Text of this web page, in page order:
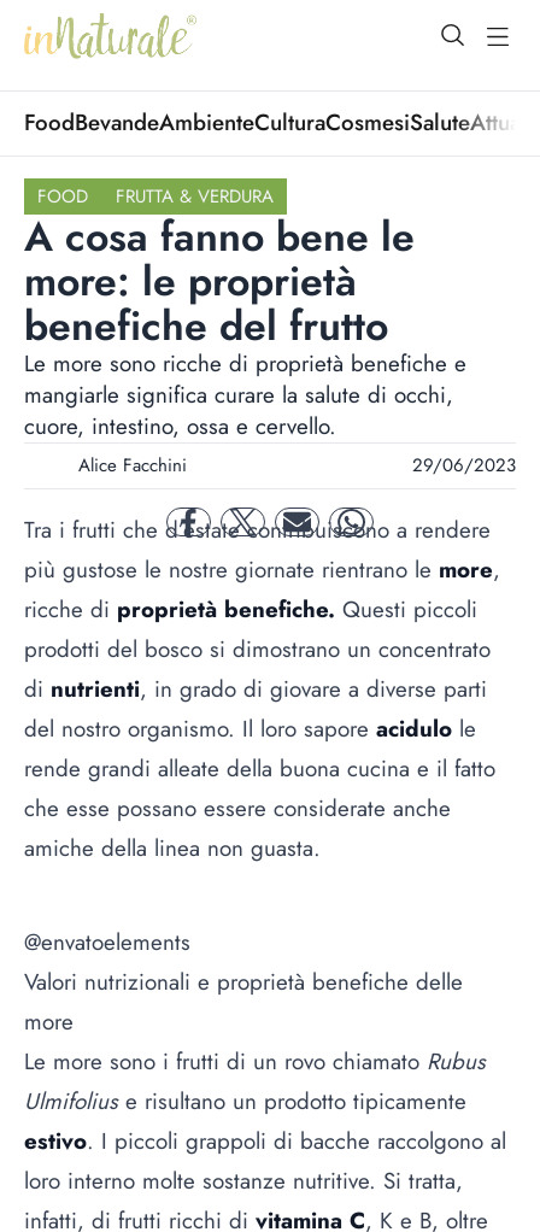
open
FoodBevandeAmbienteCulturaCosmesiSalute
FOOD FRUTTA & VERDURA
A cosa fanno bene le
more: le proprietà
benefiche del frutto
Le more sono ricche di proprietà benefiche e
mangiarle significa curare la salute di occhi,
cuore, intestino, ossa e cervello.
Alice Facchini 29/06/2023
facebooktwitter mail whatsapp
Tra i frutti che d’estate contribuiscono a rendere
più gustose le nostre giornate rientrano le more,
ricche di proprietà benefiche. Questi piccoli
prodotti del bosco si dimostrano un concentrato
di nutrienti, in grado di giovare a diverse parti
del nostro organismo. Il loro sapore acidulo le
rende grandi alleate della buona cucina e il fatto
che esse possano essere considerate anche
amiche della linea non guasta.
@envatoelements
Valori nutrizionali e proprietà benefiche delle
more
Le more sono i frutti di un rovo chiamato Rubus
Ulmifoliuse risultano un prodotto tipicamente
estivo. I piccoli grappoli di bacche raccolgono al
loro interno molte sostanze nutritive. Si tratta,
infatti, di frutti ricchi di vitamina C, K e B, oltre